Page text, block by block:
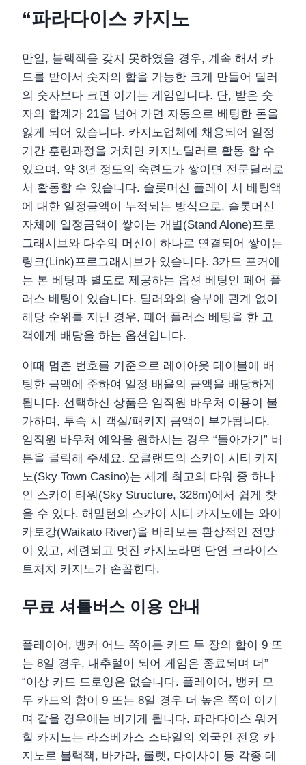
“파라다이스 카지노
만일, 블랙잭을 갖지 못하였을 경우, 계속 해서 카
드를 받아서 숫자의 합을 가능한 크게 만들어 딜러
의 숫자보다 크면 이기는 게임입니다. 단, 받은 숫
자의 합계가 21을 넘어 가면 자동으로 베팅한 돈을
잃게 되어 있습니다. 카지노업체에 채용되어 일정
기간 훈련과정을 거치면 카지노딜러로 활동 할 수
있으며, 약 3년 정도의 숙련도가 쌓이면 전문딜러로
서 활동할 수 있습니다. 슬롯머신 플레이 시 베팅액
에 대한 일정금액이 누적되는 방식으로, 슬롯머신
자체에 일정금액이 쌓이는 개별(Stand Alone)프로
그래시브와 다수의 머신이 하나로 연결되어 쌓이는
링크(Link)프로그래시브가 있습니다. 3카드 포커에
는 본 베팅과 별도로 제공하는 옵션 베팅인 페어 플
러스 베팅이 있습니다. 딜러와의 승부에 관계 없이
해당 순위를 지닌 경우, 페어 플러스 베팅을 한 고
객에게 배당을 하는 옵션입니다.
이때 멈춘 번호를 기준으로 레이아웃 테이블에 배
팅한 금액에 준하여 일정 배율의 금액을 배당하게
됩니다. 선택하신 상품은 임직원 바우처 이용이 불
가하며, 투숙 시 객실/패키지 금액이 부가됩니다.
임직원 바우처 예약을 원하시는 경우 “돌아가기” 버
튼을 클릭해 주세요. 오클랜드의 스카이 시티 카지
노(Sky Town Casino)는 세계 최고의 타워 중 하나
인 스카이 타워(Sky Structure, 328m)에서 쉽게 찾
을 수 있다. 해밀턴의 스카이 시티 카지노에는 와이
카토강(Waikato River)을 바라보는 환상적인 전망
이 있고, 세련되고 멋진 카지노라면 단연 크라이스
트처치 카지노가 손꼽힌다.
무료 셔틀버스 이용 안내
플레이어, 뱅커 어느 쪽이든 카드 두 장의 합이 9 또
는 8일 경우, 내추럴이 되어 게임은 종료되며 더”
“이상 카드 드로잉은 없습니다. 플레이어, 뱅커 모
두 카드의 합이 9 또는 8일 경우 더 높은 쪽이 이기
며 같을 경우에는 비기게 됩니다. 파라다이스 워커
힐 카지노는 라스베가스 스타일의 외국인 전용 카
지노로 블랙잭, 바카라, 룰렛, 다이사이 등 각종 테